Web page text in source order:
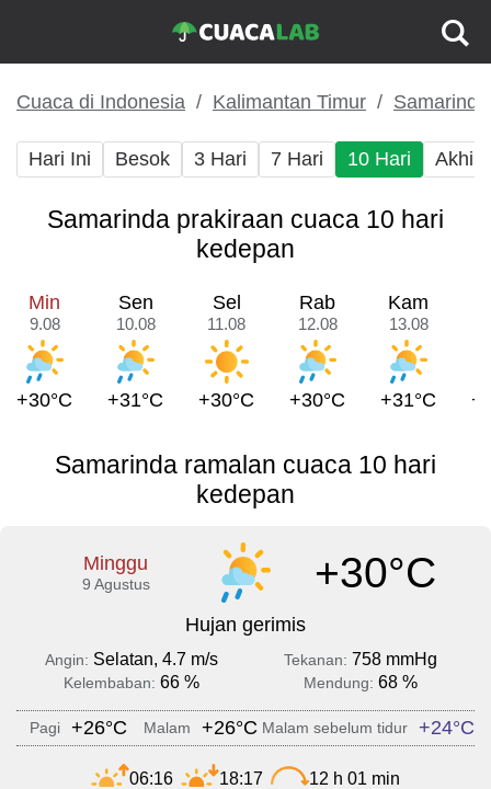
Cuaca di Indonesia Kalimantan Timur Samarinda
Hari Ini Besok 3 Hari 7 Hari 10 Hari Akhir
Samarinda prakiraan cuaca 10 hari
kedepan
Min
9.08
+30°C
Sen
10.08
+31°C
Sel
11.08
+30°C
Rab
12.08
+30°C
Kam
13.08
+31°C
Samarinda ramalan cuaca 10 hari
kedepan
Minggu
9 Agustus +30°C
Hujan gerimis
Angin: Selatan, 4.7 m/s Tekanan: 758 mmHg
Kelembaban: 66 % Mendung: 68 %
Pagi +26°C Malam +26°C Malam sebelum tidur +24°C
06:16 18:17 12 h 01 min